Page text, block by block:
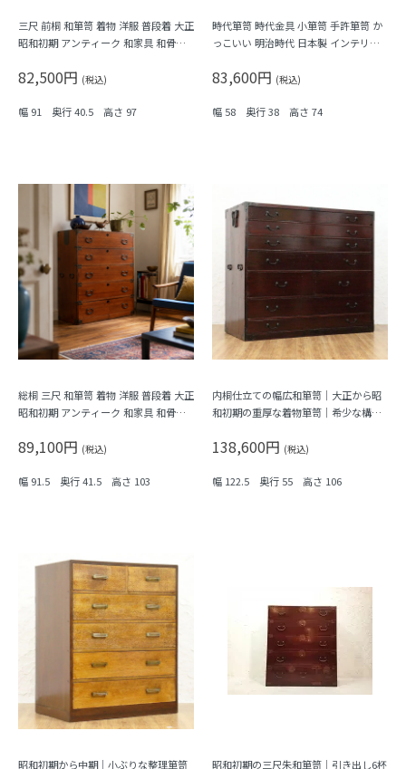
三尺 前桐 和箪笥 着物 洋服 普段着 大正
昭和初期 アンティーク 和家具 和骨董
82,500円 (税込)
幅 91 奥行 40.5 高さ 97
時代箪笥 時代金具 小箪笥 手許箪笥 か
っこいい 明治時代 日本製 インテリア
83,600円 (税込)
幅 58 奥行 38 高さ 74
総桐 三尺 和箪笥 着物 洋服 普段着 大正
昭和初期 アンティーク 和家具 和骨董
89,100円 (税込)
幅 91.5 奥行 41.5 高さ 103
内桐仕立ての幅広和箪笥｜大正から昭
和初期の重厚な着物箪笥｜希少な構成
138,600円 (税込)
幅 122.5 奥行 55 高さ 106
昭和初期から中期｜小ぶりな整理箪笥
昭和初期の三尺朱和箪笥｜引き出し6杯